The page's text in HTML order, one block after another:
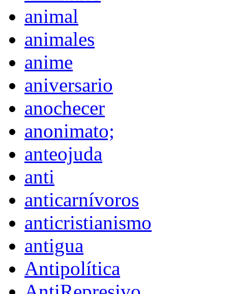
animal
animales
anime
aniversario
anochecer
anonimato;
anteojuda
anti
anticarnívoros
anticristianismo
antigua
Antipolítica